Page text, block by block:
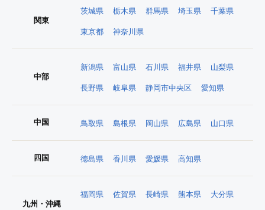
関東
茨城県 栃木県 群馬県 埼玉県 千葉県
東京都 神奈川県
中部
新潟県 富山県 石川県 福井県 山梨県
長野県 岐阜県 静岡市中央区 愛知県
中国 鳥取県 島根県 岡山県 広島県 山口県
四国 徳島県 香川県 愛媛県 高知県
九州・沖縄
福岡県 佐賀県 長崎県 熊本県 大分県